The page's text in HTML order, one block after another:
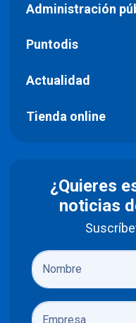
Administración
Puntodis
Actualidad
Tienda online
¿Quieres
noticias